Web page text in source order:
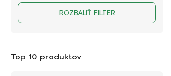
Eco 1
GMO freeROZBALIŤ FILTER
Top 10 produktov